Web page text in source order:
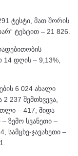
ტესტი, მათ შორის
ტესტით – 21 826.
14 დღის – 9,13%,
6 024 ახალი
237 შემთხვევა,
– 417, შიდა
ზემო სვანეთი –
სამცხე-ჯავახეთი –